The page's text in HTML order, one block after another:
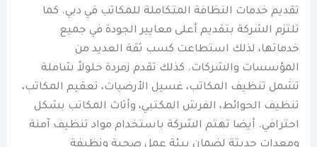
تقديم خدمات النظافة المتكاملة للمكاتب في دبي. كما
تلتزم الشركة بتقديم أعلى معايير الجودة في جميع
خدماتها، لذلك استطاعت كسب ثقة العديد من
المؤسسات والشركات. كذلك تقدم زمردة حلولاً شاملة
تشمل تنظيف المكاتب، غسيل الأرضيات، تعقيم المكاتب،
تنظيف الحوائط، الفرش المكتبي، وأثاث المكاتب بشكل
احترافي. أيضا تهتم الشركة باستخدام مواد تنظيف آمنة